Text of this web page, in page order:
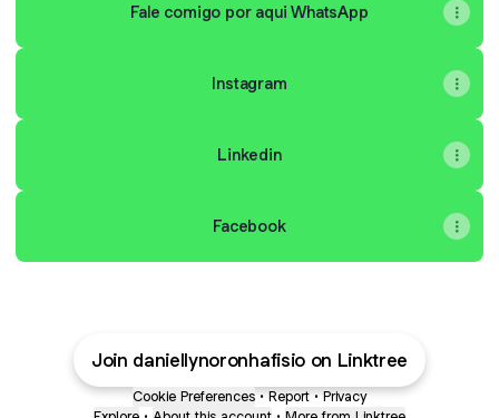
Fale comigo por aqui WhatsApp
Instagram
Linkedin
Facebook
Join daniellynoronhafisio on Linktree
Cookie Preferences • Report • Privacy